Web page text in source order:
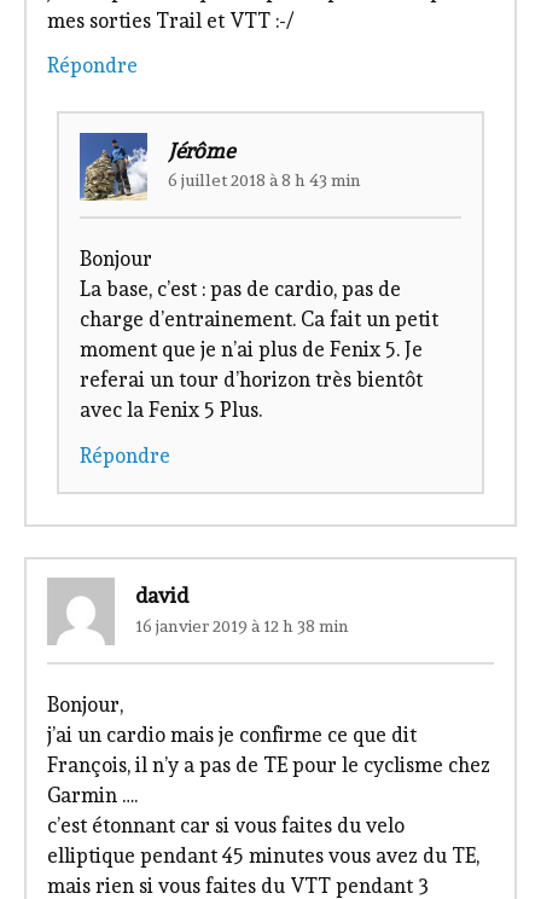
mes sorties Trail et VTT :-/
Répondre
Jérôme
6 juillet 2018 à 8 h 43 min
Bonjour
La base, c’est : pas de cardio, pas de
charge d’entrainement. Ca fait un petit
moment que je n’ai plus de Fenix 5. Je
referai un tour d’horizon très bientôt
avec la Fenix 5 Plus.
Répondre
david
16 janvier 2019 à 12 h 38 min
Bonjour,
j’ai un cardio mais je confirme ce que dit
François, il n’y a pas de TE pour le cyclisme chez
Garmin ….
c’est étonnant car si vous faites du velo
elliptique pendant 45 minutes vous avez du TE,
mais rien si vous faites du VTT pendant 3